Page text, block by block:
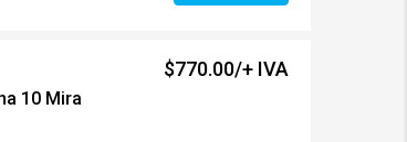
10 Mira
$770.00/+ IVA